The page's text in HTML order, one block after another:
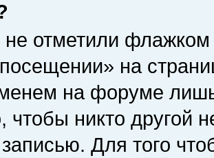
отметили флажком
на
на форуме
чтобы никто другой
Для того